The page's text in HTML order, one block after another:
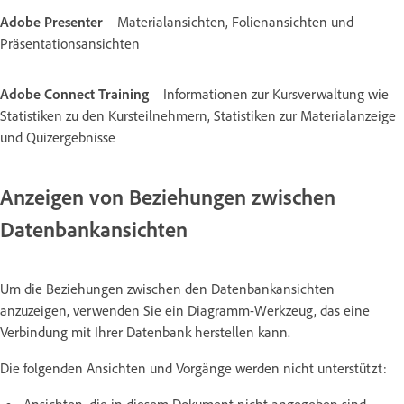
Adobe Presenter
Materialansichten, Folienansichten und
Präsentationsansichten
Adobe Connect Training
Informationen zur Kursverwaltung wie
Statistiken zu den Kursteilnehmern, Statistiken zur Materialanzeige
und Quizergebnisse
Anzeigen von Beziehungen zwischen
Datenbankansichten
Um die Beziehungen zwischen den Datenbankansichten
anzuzeigen, verwenden Sie ein Diagramm-Werkzeug, das eine
Verbindung mit Ihrer Datenbank herstellen kann.
Die folgenden Ansichten und Vorgänge werden nicht unterstützt: